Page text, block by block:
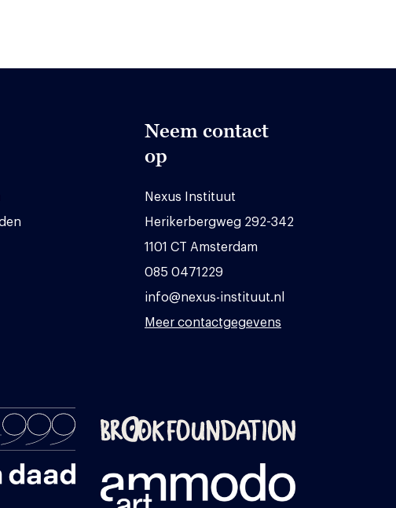
Neem contact
op
Nexus Instituut
Herikerbergweg 292-342
1101 CT Amsterdam
085 0471229
info@nexus-instituut.nl
Meer contactgegevens